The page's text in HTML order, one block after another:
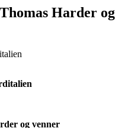
Harder og
og venner